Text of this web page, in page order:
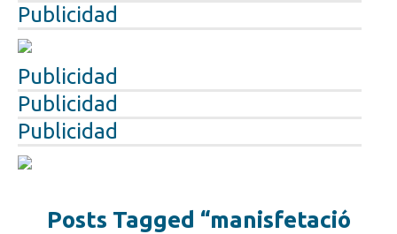
Publicidad
Publicidad
Publicidad
Publicidad
Posts Tagged “manisfetació